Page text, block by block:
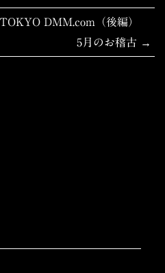
DMM.com（後編）
5月のお稽古